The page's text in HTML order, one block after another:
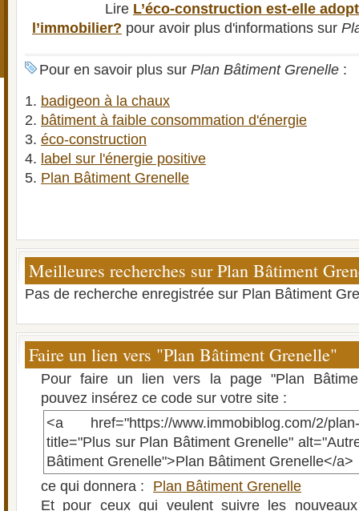
Lire L’éco-construction est-elle
l’immobilier? pour avoir plus d'informations sur
Pour en savoir plus sur Plan Bâtiment Grenelle :
badigeon à la chaux
bâtiment à faible consommation d'énergie
éco-construction
label sur l'énergie positive
Plan Bâtiment Grenelle
Meilleures recherches sur Plan Bâtiment
Pas de recherche enregistrée sur Plan Bâtiment
Faire un lien vers "Plan Bâtiment Grenelle"
Pour faire un lien vers la page "Plan
pouvez insérez ce code sur votre site :
<a href="https://www.immobiblog.com/2/plan-
title="Plus sur Plan Bâtiment Grenelle"
Bâtiment Grenelle">Plan Bâtiment Grenelle</a>
ce qui donnera :
Plan Bâtiment Grenelle
Et pour ceux qui veulent suivre les